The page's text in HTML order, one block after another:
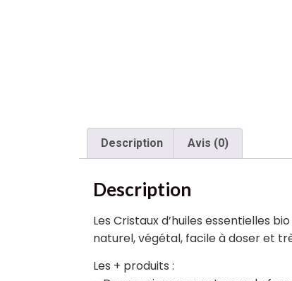
Description Avis (0)
Description
Les Cristaux d’huiles essentielles
naturel, végétal, facile à doser et
Les + produits :